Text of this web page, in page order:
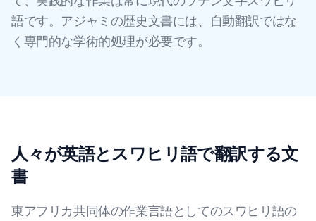
語です。アジャミの歴史文書には、自動翻訳ではな
く専門的な学術的処理が必要です。
人々が英語とスワヒリ語で翻訳する文
書
東アフリカ共同体の作業言語としてのスワヒリ語の